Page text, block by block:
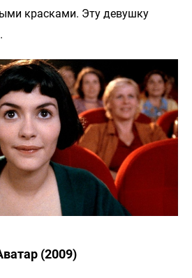
красками. Эту девушку
(2009)